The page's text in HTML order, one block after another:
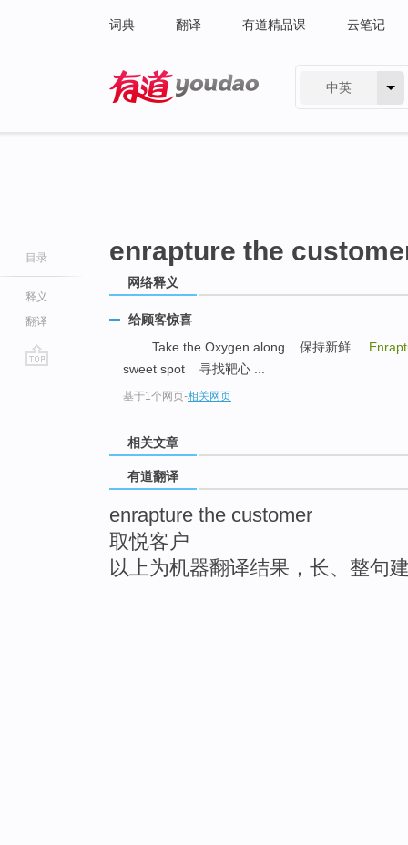
词典 翻译 有道精品课 云笔记
中英
目录
释义
翻译
enrapture the
网络释义
给顾客惊喜
... Take the Oxygen along 保持新鲜
sweet spot 寻找靶心 ...
基于1个网页-相关网页
相关文章
有道翻译
enrapture the customer
取悦客户
以上为机器翻译结果，长、整句